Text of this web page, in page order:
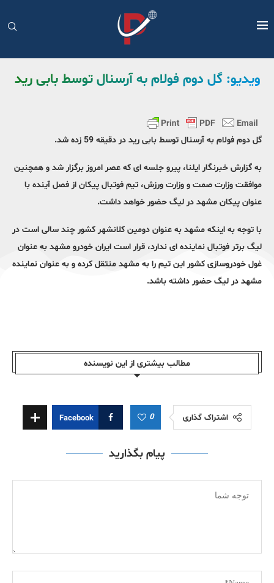
ویدیو: گل دوم فولام به آرسنال توسط بابی رید
گل دوم فولام به آرسنال توسط بابی رید در دقیقه 59 زده شد.
به گزارش خبرنگار ایلنا، پیرو جلسه ای که عصر امروز برگزار شد و همچنین
موافقت وزارت صمت و وزارت ورزش، تیم فوتبال پیکان از فصل آینده با
عنوان پیکان مشهد در لیگ حضور خواهد داشت.
با توجه به اینکه مشهد به عنوان دومین کلانشهر کشور چند سالی است در
لیگ برتر فوتبال نماینده ای ندارد، قرار است ایران خودرو مشهد به عنوان
غول خودروسازی کشور این تیم را به مشهد منتقل کرده و به عنوان نماینده
مشهد در لیگ حضور داشته باشد.
مطالب بیشتری از این نویسندە
اشتراک گذاری 0
Facebook
پیام بگذارید